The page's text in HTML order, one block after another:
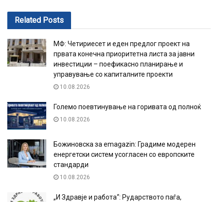
Related Posts
МФ: Четириесет и еден предлог проект на
првата конечна приоритетна листа за јавни
инвестиции – поефикасно планирање и
управување со капиталните проекти
10.08.2026
Големо поевтинување на горивата од полноќ
10.08.2026
Божиновска за emagazin: Градиме модерен
енергетски систем усогласен со европските
стандарди
10.08.2026
„И Здравје и работа“: Рударството паѓа,